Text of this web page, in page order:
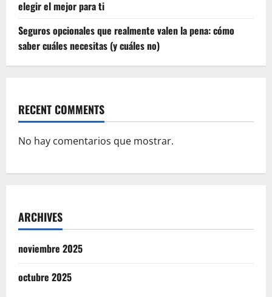
elegir el mejor para ti
Seguros opcionales que realmente valen la pena: cómo
saber cuáles necesitas (y cuáles no)
RECENT COMMENTS
No hay comentarios que mostrar.
ARCHIVES
noviembre 2025
octubre 2025